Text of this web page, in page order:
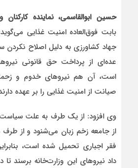
حسین ابوالقاسمی، نماینده
بابت فوق‌العاده امنیت غذایی
جهاد کشاورزی به دلیل اصلاح نکردن
عده‌ای از پرداخت حق قانونی
است، آن هم نیروهای خدوم و
صیانت از امنیت غذایی را بر عهده
وی افزود: از یک طرف به علت
از جامعه زخم زبان می‌شنود و از
فقر اجباری تحمیل شده است،
داد نیروهای این وزارت‌خانه برسند تا